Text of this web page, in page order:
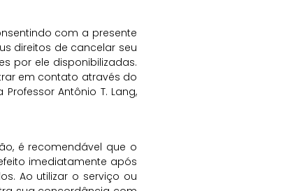
com a presente
direitos de cancelar seu
por ele disponibilizadas.
em contato através do
Antônio T. Lang,
é recomendável que o
imediatamente após
Ao utilizar o serviço ou